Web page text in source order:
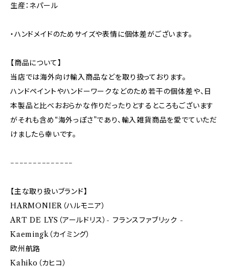
生産：ネパール
・ハンドメイドのためサイズや表情に個体差がございます。
【商品について】
当店では海外向け輸入商品などを取り扱っております。
ハンドペイントやハンドーワークなどのため若干の個体差や、日
本製品と比べおおらかな作りだったりとするところもございます
がそれも含め“海外っぽさ”であり、輸入雑貨商品を愛でていただ
けましたら幸いです。
−−−−−−−−−−−−−−
【主な取り扱いブランド】
HARMONIER（ハルモニア）
ART DE LYS（アールドリス）- フランスファブリック -
Kaemingk（カイミング）
欧州航路
Kahiko（カヒコ）